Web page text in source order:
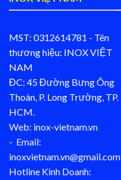
MST: 0312614781 - Tên
thương hiệu: INOX VIỆT
NAM
ĐC: 45 Đường Bưng Ông
Thoàn, P. Long Trường, TP.
HCM.
Web: inox-vietnam.vn
- Email:
inoxvietnam.vn@gmail.com
Hotline Kinh Doanh: